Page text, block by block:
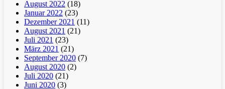
August 2022 (18)
Januar 2022 (23)
Dezember 2021 (11)
August 2021 (21)
Juli 2021 (23)
März 2021 (21)
September 2020 (7)
August 2020 (2)
Juli 2020 (21)
Juni 2020 (3)